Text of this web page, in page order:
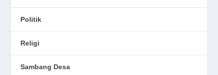
Politik
Religi
Sambang Desa